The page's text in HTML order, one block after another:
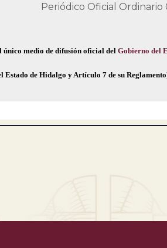
Periódico Oficial
único medio de difusión oficial del Gobierno del
de Hidalgo y Artículo 7 de su